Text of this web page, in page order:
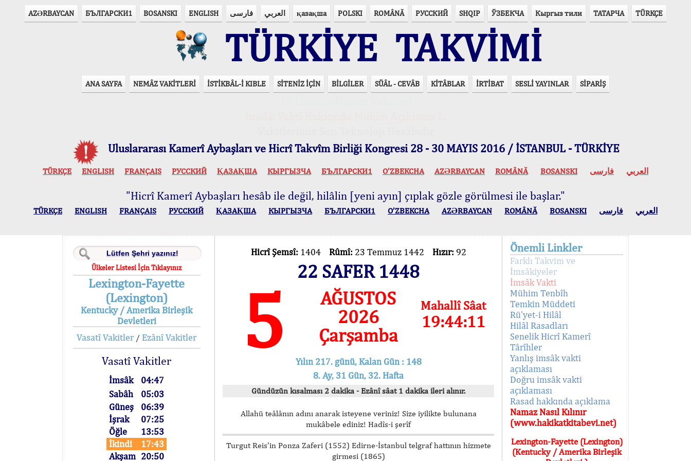
AZӘRBAYCAN БЪЛГАРСКИ1 BOSANSKI ENGLISH فارسی العربي қазақша POLSKI ROMÂNĂ РУССКИЙ SHQIP ЎЗБЕКЧА Кыргыз тили ТАТАРЧА TÜRKÇE
TÜRKİYE TAKVİMİ
ANA SAYFA NEMÂZ VAKİTLERİ İSTİKBÂL-İ KIBLE SİTENİZ İÇİN BİLGİLER SÜÂL - CEVÂB KİTÂBLAR İRTİBAT SESLİ YAYINLAR SİPARİŞ
Uluslararası Kamerî Aybaşları ve Hicrî Takvîm Birliği Kongresi 28 - 30 MAYIS 2016 / İSTANBUL - TÜRKİYE
TÜRKÇE ENGLISH FRANÇAIS РУССКИЙ ҚАЗАҚША КЫPГЫЗЧA БЪЛГАРСКИ1 O’ZBEKCHA AZӘRBAYCAN ROMÂNĂ BOSANSKI العربي فارسی
"Hicrî Kamerî Aybaşları hesâb ile değil, hilâlin [yeni ayın] çıplak gözle görülmesi ile başlar."
TÜRKÇE ENGLISH FRANÇAIS РУССКИЙ ҚАЗАҚША КЫPГЫЗЧA БЪЛГАРСКИ1 O’ZBEKCHA AZӘRBAYCAN ROMÂNĂ BOSANSKI العربي فارسی
Ülkeler Listesi İçin Tıklayınız
Lexington-Fayette
(Lexington)
Kentucky / Amerika Birleşik
Devletleri
Vasatî Vakitler/ Ezânî Vakitler
Vasatî Vakitler
İmsâk
04:47
Sabâh
05:03
Güneş
06:39
İşrak
07:25
Öğle
13:53
İkindi
17:43
Akşam 20:50
Hicrî Şemsî: 1404 Rûmî: 23 Temmuz 1442 Hızır: 92
22 SAFER 1448
5
AĞUSTOS
2026
Çarşamba
Mahallî Sâat
19:44:11
Yılın 217. günü, Kalan Gün : 148
8. Ay, 31 Gün, 32. Hafta
Gündüzün kısalması 2 dakika - Ezânî sâat 1 dakika ileri alınır.
Allahü teâlânın adını anarak isteyene veriniz! Size iyilikte bulunana
mukâbele ediniz! Hadîs-i şerîf
Turgut Reis’in Ponza Zaferi (1552) Edirne-İstanbul telgraf hattının hizmete
girmesi (1865)
Önemli Linkler
Farklı Takvim ve
İmsâkiyeler
İmsâk Vakti
Mühim Tenbîh
Temkin Müddeti
Rü'yet-i Hilâl
Hilâl Rasadları
Senelik Hicrî Kamerî
Târîhler
Yanlış imsâk vakti
açıklaması
Doğru imsâk vakti
açıklaması
Rasad hakkında açıklama
Namaz Nasıl Kılınır
(www.hakikatkitabevi.net)
Lexington-Fayette (Lexington)
(Kentucky / Amerika Birleşik